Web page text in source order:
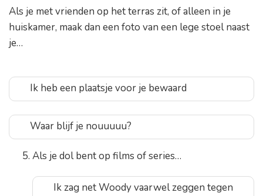
Als je met vrienden op het terras zit, of alleen in je
huiskamer, maak dan een foto van een lege stoel naast
je…
Ik heb een plaatsje voor je bewaard
Waar blijf je nouuuuu?
Als je dol bent op films of series…
Ik zag net Woody vaarwel zeggen tegen